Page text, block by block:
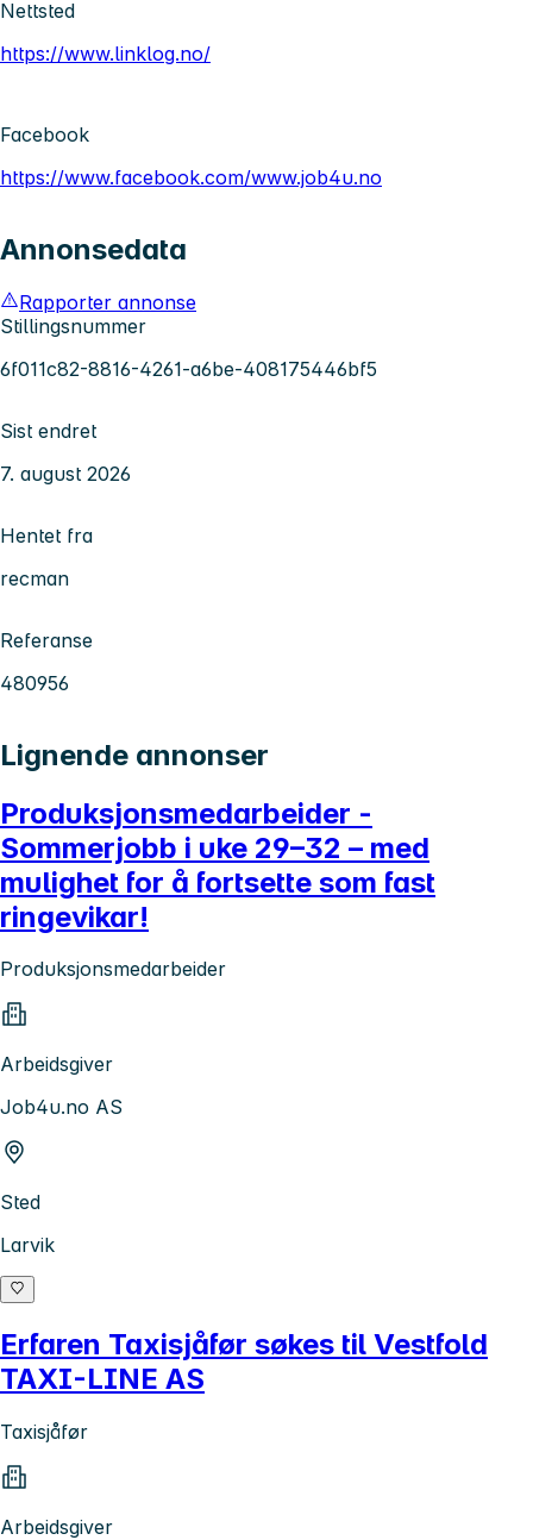
Nettsted
https://www.linklog.no/
Facebook
https://www.facebook.com/www.job4u.no
Annonsedata
Rapporter annonse
Stillingsnummer
6f011c82-8816-4261-a6be-408175446bf5
Sist endret
7. august 2026
Hentet fra
recman
Referanse
480956
Lignende annonser
Produksjonsmedarbeider -
Sommerjobb i uke 29–32 – med
mulighet for å fortsette som fast
ringevikar!
Produksjonsmedarbeider
Arbeidsgiver
Job4u.no AS
Sted
Larvik
Erfaren Taxisjåfør søkes til Vestfold
TAXI-LINE AS
Taxisjåfør
Arbeidsgiver